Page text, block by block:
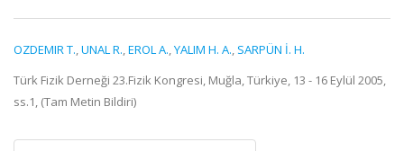
OZDEMIR T.,UNAL R.,EROL A.,YALIM H. A., SARPÜN İ. H.
Türk Fizik Derneği 23.Fizik Kongresi, Muğla, Türkiye, 13 - 16 Eylül 2005,
ss.1, (Tam Metin Bildiri)